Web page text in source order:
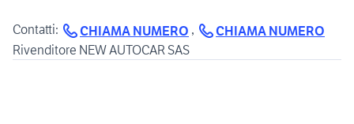
Contatti: CHIAMA NUMERO ,
CHIAMA NUMERO
Rivenditore NEW AUTOCAR SAS